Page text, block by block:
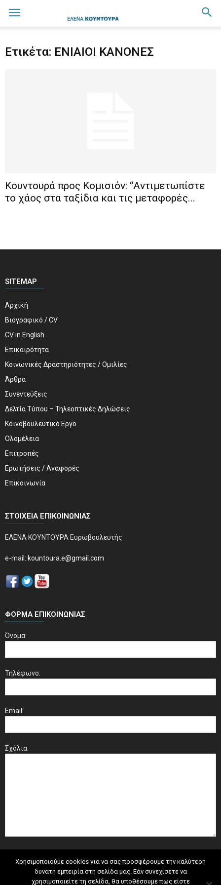
Ετικέτα: ΕΝΙΑΙΟΙ ΚΑΝΟΝΕΣ
Koυντουρά προς Κομισιόν: “Aντιμετωπίστε
το χάος στα ταξίδια και τις μεταφορές...
SITEMAP
Αρχική
Βιογραφικό / CV
CV in English
Επικαιρότητα
Κοινωνικές Δραστηριότητες / Ομιλίες
Άρθρα
Συνεντεύξεις
Δελτία Τύπου – Τηλεοπτικές Δηλώσεις
Κοινοβουλευτικό Εργο
Ολομέλεια
Επιτροπές
Ερωτήσεις / Αναφορές
Επικοινωνία
ΣΤΟΙΧΕΊΑ ΕΠΙΚΟΙΝΩΝΊΑΣ
ΕΛΕΝΑ ΚΟΥΝΤΟΥΡΑ Ευρωβουλευτής
e-mail: kountoura.e@gmail.com
ΦΌΡΜΑ ΕΠΙΚΟΙΝΩΝΊΑΣ
Όνομα:
Τηλέφωνο:
Email:
Σχόλια:
Χρησιμοποιούμε cookies για να σας προσφέρουμε την καλύτερη
δυνατή εμπειρία στη σελίδα μας. Εάν συνεχίσετε να
χρησιμοποιείτε τη σελίδα, θα υποθέσουμε πως είστε